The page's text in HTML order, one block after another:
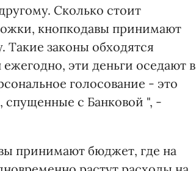
Сколько стоит
кнопкодавы принимают
Такие законы обходятся
эти деньги оседают в
голосование - это
спущенные с Банковой ", -
принимают бюджет, где на